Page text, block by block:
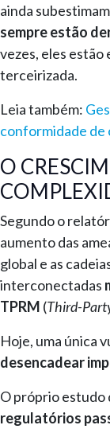
ainda
sempre estão
vezes, eles estão
terceirizada.
Leia também:
conformidade de
O
Segundo o
aumento das
global e as
interconectadas
TPRM (Third-
Hoje, uma única
desencadear
O próprio estudo
regulatórios